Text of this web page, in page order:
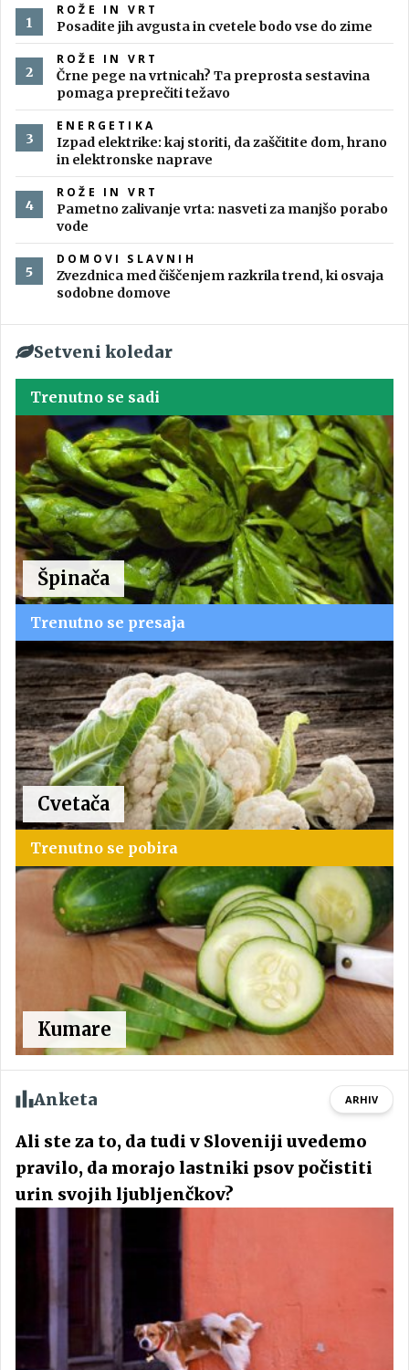
ROŽE IN VRT
Posadite jih avgusta in cvetele bodo vse do zime
ROŽE IN VRT
Črne pege na vrtnicah? Ta preprosta sestavina
pomaga preprečiti težavo
ENERGETIKA
Izpad elektrike: kaj storiti, da zaščitite dom, hrano
in elektronske naprave
ROŽE IN VRT
Pametno zalivanje vrta: nasveti za manjšo porabo
vode
DOMOVI SLAVNIH
Zvezdnica med čiščenjem razkrila trend, ki osvaja
sodobne domove
Setveni koledar
Trenutno se sadi
Špinača
Trenutno se presaja
Cvetača
Trenutno se pobira
Kumare
Anketa ARHIV
Ali ste za to, da tudi v Sloveniji uvedemo
pravilo, da morajo lastniki psov počistiti
urin svojih ljubljenčkov?